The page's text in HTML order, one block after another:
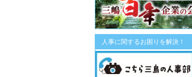
人事に関するお困りを解決！